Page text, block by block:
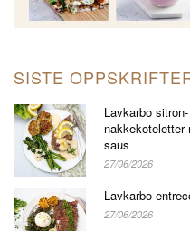
SISTE
Lavkarbo
nakkekoteletter
saus
27/06/2026
Lavkarbo
27/06/2026